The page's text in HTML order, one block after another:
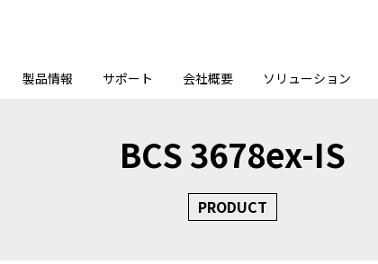
製品情報 サポート 会社概要 ソリューション
BCS 3678ex-IS
PRODUCT